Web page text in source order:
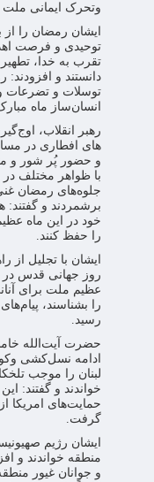
وتحرک ایمانی ملت
ایشان رمضان را از
توحیدی و فرصت
تقرب به خدا،
دانستند و افزودند:
توسلات و تضرعات
انسان‌ساز ماه
رهبر انقلاب،
های افطاری در
و حضور پُر شور و
با ظواهر مختلف
جلوه‌های رمضان
برشمردند و گفتند:
خود در این ماه
را حفظ کنند.
ایشان با تجلیل از
روز جهانی قدس در
عظیم ملت برای
را بشناسند،
رسید.
حضرت آیت‌الله
ادامه نسل‌کشی
لبنان را موجب
خواندند و گفتند:
حمایت‌های امریکا
گرفت.
ایشان رژیم
منطقه خواندند و
و جوانان غیور